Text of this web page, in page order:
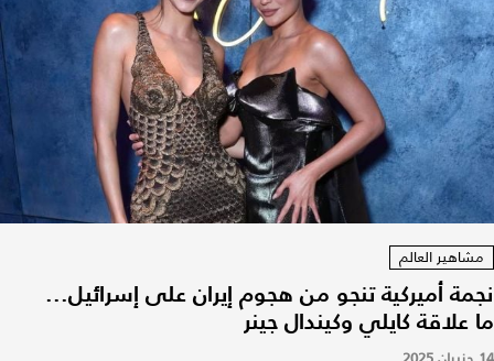
مشاهير العالم
نجمة أميركية تنجو من هجوم إيران على إسرائيل...
ما علاقة كايلي وكيندال جينر